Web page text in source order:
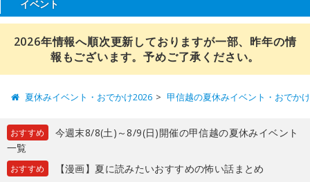
イベント
2026年情報へ順次更新しておりますが一部、昨年の情
報もございます。予めご了承ください。
夏休みイベント・おでかけ2026 甲信越の夏休みイベント・おでか
おすすめ
今週末8/8(土)～8/9(日)開催の甲信越の夏休みイベント
一覧
おすすめ 【漫画】夏に読みたいおすすめの怖い話まとめ